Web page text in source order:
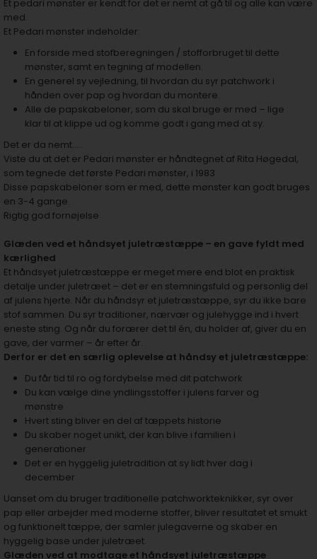
Et pedari mønster er kendt for det er nemt at gå til og alle kan være
med.
Et Pedari mønster indeholder:
En forside med stofberegningen / stofforbruget til dette
mønster, samt en tegning af modellen.
En generel sy vejledning, til hvordan du syr patchwork i
hånden over pap og hvordan du montere.
Alle de papskabeloner, som du skal bruge er med – lige
klar til at klippe ud og komme godt i gang med at sy.
Det er da nemt…..
Viste du at det er Pedari mønster er håndtegnet af Rita Høgedal,
som tegnede det første Pedari mønster, i 1983
Disse papskabeloner som er med, dette mønster kan godt bruges
en 3-4 gange.
Rigtig god fornøjelse
Glæden ved et håndsyet juletræstæppe – en gave fyldt med
kærlighed
Et håndsyet juletræstæppe er meget mere end blot en praktisk
detalje under juletræet – det er en stemningsfuld og personlig del
af julens hjerte. Når du håndsyr et juletræstæppe, syr du ikke bare
stof sammen. Du syr traditioner, nærvær og julehygge ind i hvert
eneste sting. Og når du forærer det til én, du holder af, giver du en
gave, der varmer – år efter år.
Derfor er det en særlig oplevelse at håndsy et juletræstæppe:
Du får tid til ro og fordybelse med dit patchwork
Du kan vælge dine yndlingsstoffer i julens farver og
mønstre
Hvert sting bliver en del af tæppets historie
Du skaber noget unikt, der kan blive i familien i
generationer
Det er en hyggelig juletradition at sy lidt hver dag i
december
Uanset om du bruger traditionelle patchworkteknikker, syr over
pap eller arbejder med moderne stoffer, bliver resultatet et smukt
og funktionelt tæppe, der samler julegaverne og skaber en
hyggelig base under juletræet.
Glæden ved at modtage et håndsyet juletræstæppe